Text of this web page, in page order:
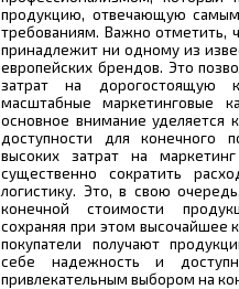
продукцию, отвечающую
требованиям. Важно отметить,
принадлежит ни одному из
европейских брендов. Это
затрат на дорогостоящую
масштабные маркетинговые
основное внимание уделяется
доступности для конечного
высоких затрат на
существенно сократить
логистику. Это, в свою
конечной стоимости
сохраняя при этом высочайшее
покупатели получают
себе надежность и
привлекательным выбором на